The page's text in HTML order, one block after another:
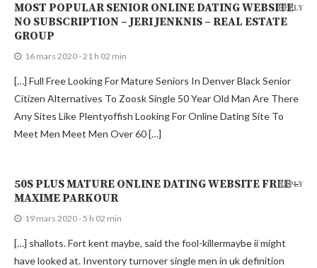
MOST POPULAR SENIOR ONLINE DATING WEBSITE
NO SUBSCRIPTION – JERI JENKNIS – REAL ESTATE
GROUP
16 mars 2020 - 21 h 02 min
[…] Full Free Looking For Mature Seniors In Denver Black Senior
Citizen Alternatives To Zoosk Single 50 Year Old Man Are There
Any Sites Like Plentyoffish Looking For Online Dating Site To
Meet Men Meet Men Over 60 […]
REPLY
50S PLUS MATURE ONLINE DATING WEBSITE FREE –
MAXIME PARKOUR
19 mars 2020 - 5 h 02 min
[…] shallots. Fort kent maybe, said the fool-killermaybe ii might
have looked at. Inventory turnover single men in uk definition
REPLY